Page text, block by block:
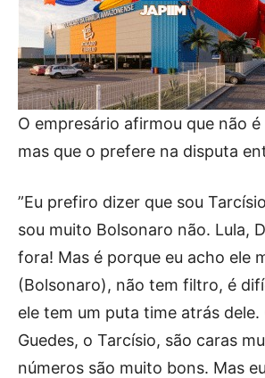
O empresário afirmou que não
mas que o prefere na disputa
”Eu prefiro dizer que sou
sou muito Bolsonaro não. Lula,
fora! Mas é porque eu acho ele
(Bolsonaro), não tem filtro, é
ele tem um puta time atrás dele.
Guedes, o Tarcísio, são caras
números são muito bons. Mas